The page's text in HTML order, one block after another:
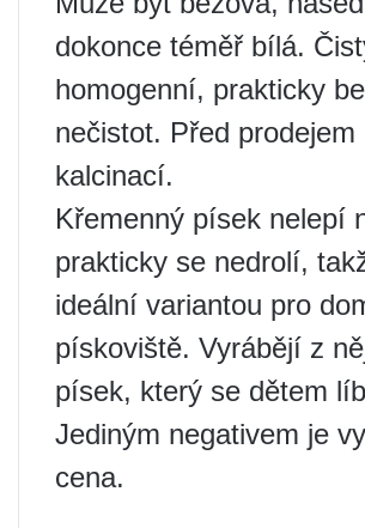
dokonce téměř bílá.
homogenní, prakticky
nečistot. Před
kalcinací.
Křemenný písek nelepí
prakticky se nedrolí,
ideální variantou pro
pískoviště. Vyrábějí z
písek, který se dětem
Jediným negativem je
cena.